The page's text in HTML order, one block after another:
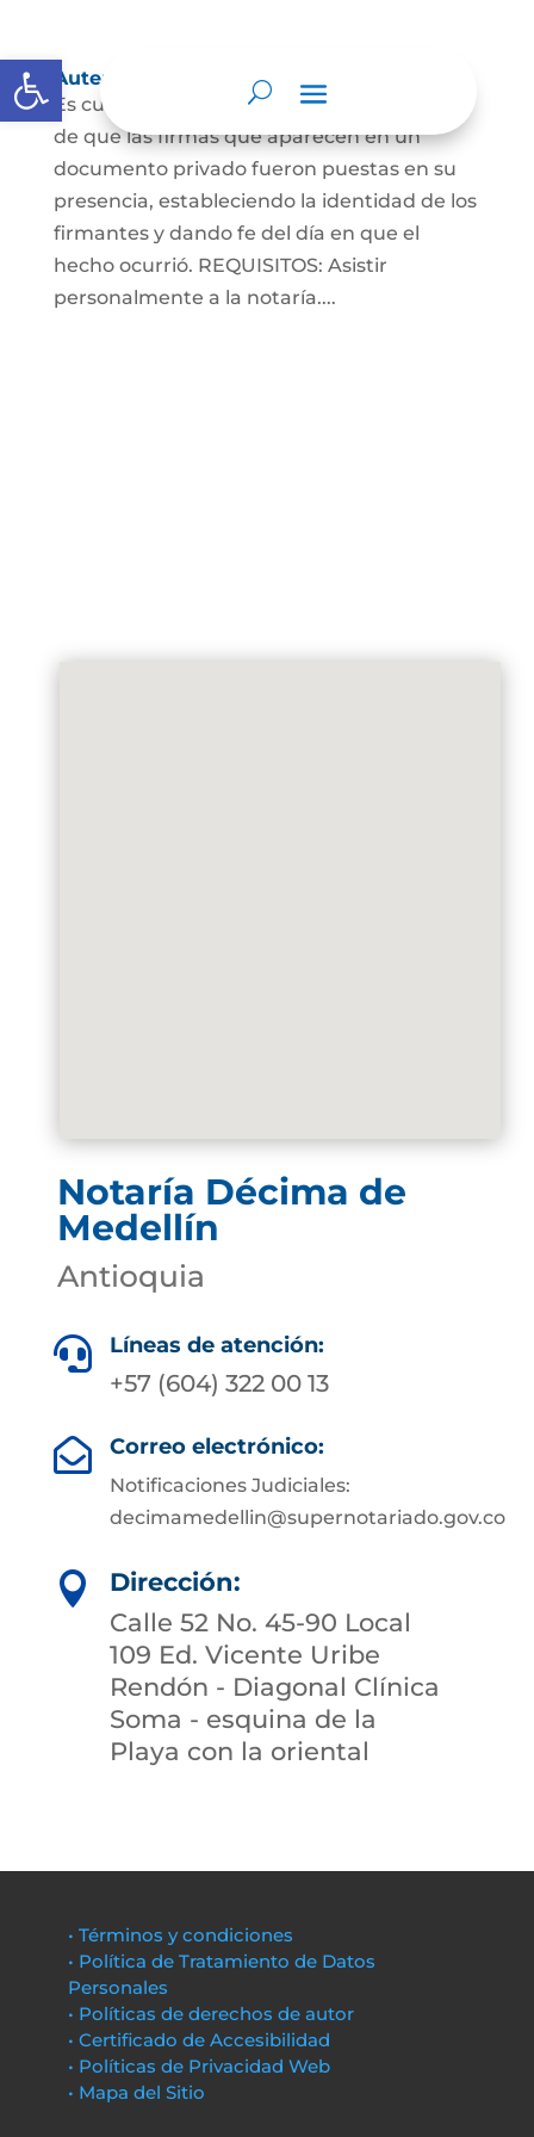
Abrir barra de herramientas
Autenticaciones
Es cuando el notario da testimonio escrito
de que las firmas que aparecen en un
documento privado fueron puestas en su
presencia, estableciendo la identidad de los
firmantes y dando fe del día en que el
hecho ocurrió. REQUISITOS: Asistir
personalmente a la notaría....
Notaría Décima de
Medellín
Antioquia
 Líneas de atención:
+57 (604) 322 00 13
 Correo electrónico:
Notificaciones Judiciales:
decimamedellin@supernotariado.gov.co

Dirección:
Calle 52 No. 45-90 Local
109 Ed. Vicente Uribe
Rendón - Diagonal Clínica
Soma - esquina de la
Playa con la oriental
• Términos y condiciones
• Política de Tratamiento de Datos
Personales
• Políticas de derechos de autor
• Certificado de Accesibilidad
• Políticas de Privacidad Web
• Mapa del Sitio